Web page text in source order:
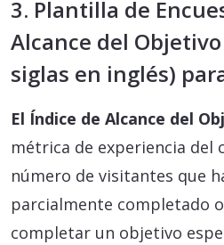
3. Plantilla de
Alcance del Objetivo
siglas en inglés)
El Índice de Alcance del
métrica de experiencia del
número de visitantes que
parcialmente completado
completar un objetivo